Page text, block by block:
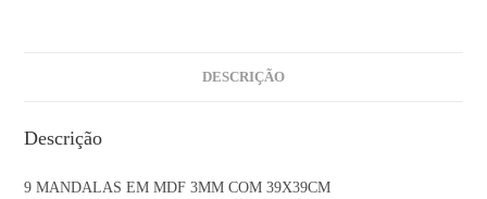
DESCRIÇÃO
Descrição
9 MANDALAS EM MDF 3MM COM 39X39CM